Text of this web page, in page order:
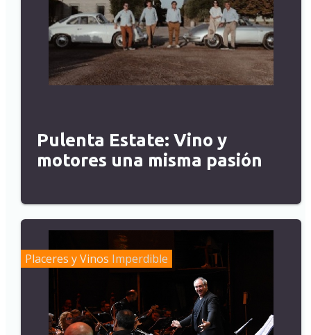
Pulenta Estate: Vino y
motores una misma pasión
Placeres y Vinos Imperdible